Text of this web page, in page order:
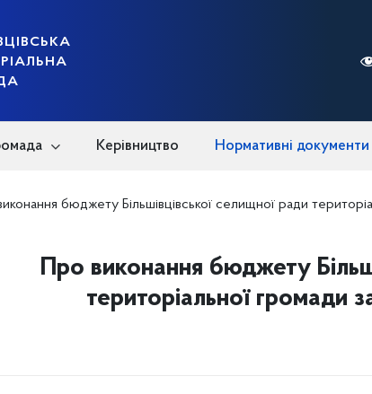
Керівництво Нормативні документи
бюджету Більшівцівської селищної ради
Про виконання бюджету
територіальної громади